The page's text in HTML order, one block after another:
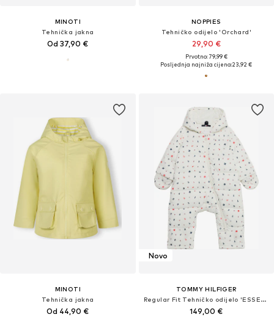
MINOTI
Tehnička jakna
Od 37,90 €
NOPPIES
Tehničko odijelo 'Orchard'
29,90 €
Prvotno: 79,99 €
Posljednja najniža cijena:23,92 €
MINOTI
Tehnička jakna
Od 44,90 €
Novo
TOMMY HILFIGER
Regular Fit Tehničko odijelo 'ESSENTIAL'
149,00 €